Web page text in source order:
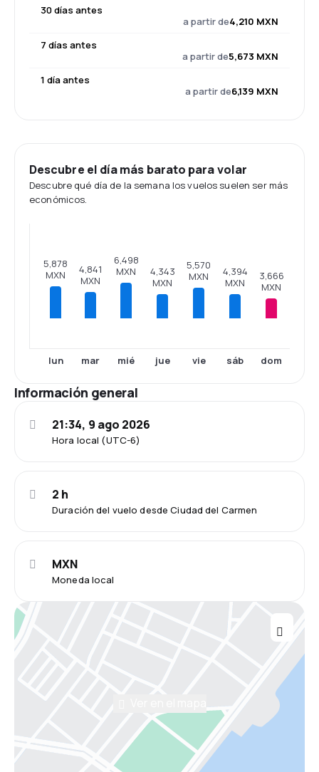
30 días antes
a partir de4,210 MXN
7 días antes
a partir de5,673 MXN
1 día antes
a partir de6,139 MXN
Descubre el día más barato para volar
Descubre qué día de la semana los vuelos suelen ser más
económicos.
5,878
MXN
lun
4,841
MXN
mar
6,498
MXN
mié
4,343
MXN
jue
5,570
MXN
vie
4,394
MXN
sáb
3,666
MXN
dom
Información general
Hora local (UTC-6)
21:34, 9 ago 2026
Duración del vuelo desde Ciudad del Carmen
2 h
Moneda local
MXN